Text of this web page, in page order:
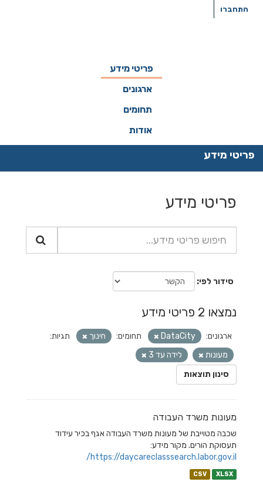
התחברו
פריטי מידע
ארגונים
תחומים
אודות
פריטי מידע
פריטי מידע
סידור לפי
נמצאו 2 פריטי מידע
ארגונים: DataCity תחומים: חינוך
תגיות:
מעונות
לידה עד 3
סינון תוצאות
מעונות משרד העבודה
שכבה מטוייבת של מעונות משרד העבודה אגף בכיר עידוד
תעסוקת הורים. מקור מידע:
https://daycareclasssearch.labor.gov.il/
CSV XLSX